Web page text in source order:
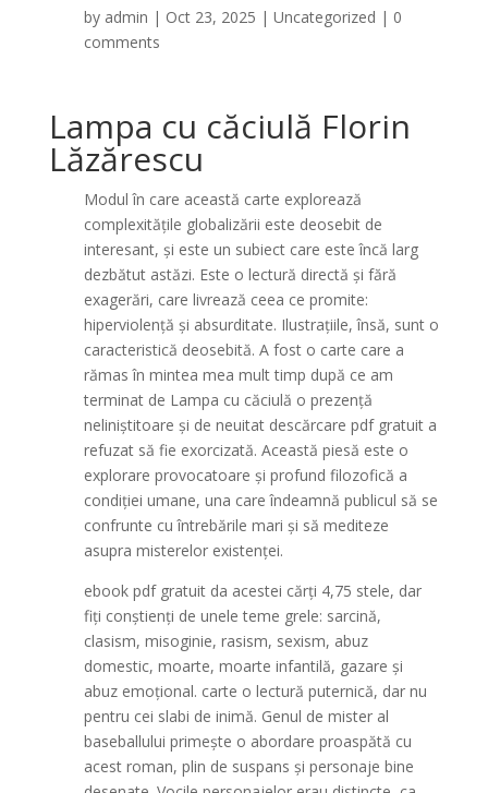
by admin | Oct 23, 2025 | Uncategorized | 0
comments
Lampa cu căciulă Florin
Lăzărescu
Modul în care această carte explorează
complexitățile globalizării este deosebit de
interesant, și este un subiect care este încă larg
dezbătut astăzi. Este o lectură directă și fără
exagerări, care livrează ceea ce promite:
hiperviolență și absurditate. Ilustrațiile, însă, sunt o
caracteristică deosebită. A fost o carte care a
rămas în mintea mea mult timp după ce am
terminat de Lampa cu căciulă o prezență
neliniștitoare și de neuitat descărcare pdf gratuit a
refuzat să fie exorcizată. Această piesă este o
explorare provocatoare și profund filozofică a
condiției umane, una care îndeamnă publicul să se
confrunte cu întrebările mari și să mediteze
asupra misterelor existenței.
ebook pdf gratuit da acestei cărți 4,75 stele, dar
fiți conștienți de unele teme grele: sarcină,
clasism, misoginie, rasism, sexism, abuz
domestic, moarte, moarte infantilă, gazare și
abuz emoțional. carte o lectură puternică, dar nu
pentru cei slabi de inimă. Genul de mister al
baseballului primește o abordare proaspătă cu
acest roman, plin de suspans și personaje bine